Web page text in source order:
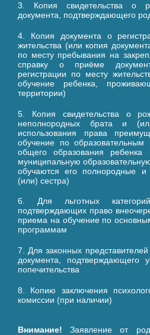
3. Копия свидетельства о
документа, подтверждающего
4. Копия документа о
жительства (или копия
по месту пребывания на
справку о приёме
регистрации по месту
обучение ребенка,
территории)
5. Копия свидетельства о
неполнородных брата и
использования права
обучение по образовательным
общего образования ребенка
муниципальную
обучаются его полнородные
(или) сестра)
6. Для льготных
подтверждающих право
приема на обучение по
программам
7. Для законных
документа, подтверждающего
попечительства
8. Копию заключения
комиссии (при наличии)
Внимание! Заявление от